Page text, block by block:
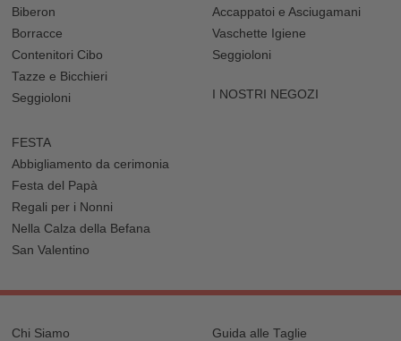
Biberon
Borracce
Contenitori Cibo
Tazze e Bicchieri
Seggioloni
Accappatoi e Asciugamani
Vaschette Igiene
Seggioloni
I NOSTRI NEGOZI
FESTA
Abbigliamento da cerimonia
Festa del Papà
Regali per i Nonni
Nella Calza della Befana
San Valentino
Chi Siamo Guida alle Taglie